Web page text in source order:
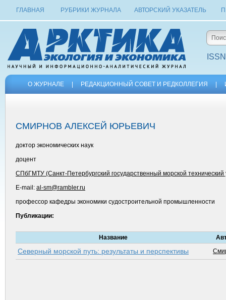
ГЛАВНАЯ РУБРИКИ ЖУРНАЛА АВТОРСКИЙ УКАЗАТЕЛЬ
О ЖУРНАЛЕ РЕДАКЦИОННЫЙ СОВЕТ И РЕДКОЛЛЕГИЯ
СМИРНОВ АЛЕКСЕЙ ЮРЬЕВИЧ
доктор экономических наук
доцент
СПбГМТУ (Санкт-Петербургский государственный морской технический
E-mail: al-sm@rambler.ru
профессор кафедры экономики судостроительной промышленности
Публикации:
Название
Северный морской путь: результаты и перспективы